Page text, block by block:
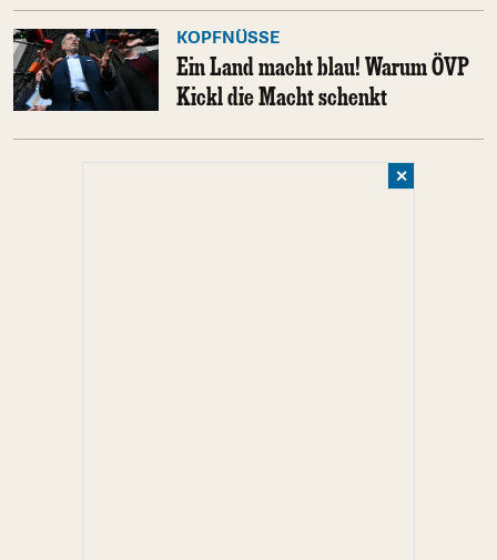
KOPFNÜSSE
Ein Land macht blau! Warum ÖVP
Kickl die Macht schenkt
✕